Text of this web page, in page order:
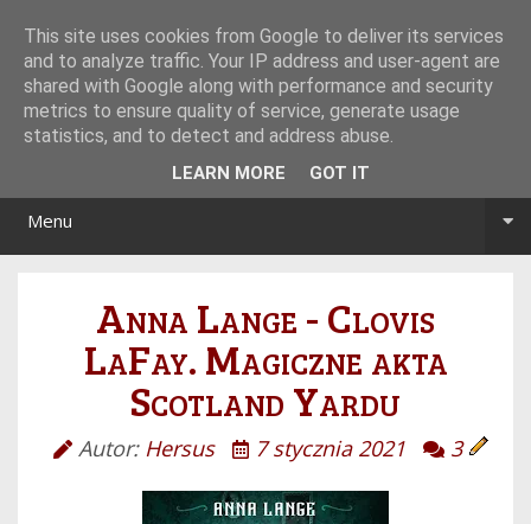
Menu
Anna Lange - Clovis
LaFay. Magiczne akta
Scotland Yardu
Autor: Hersus 7 stycznia 2021 3
This site uses cookies from Google to deliver its services
and to analyze traffic. Your IP address and user-agent are
shared with Google along with performance and security
metrics to ensure quality of service, generate usage
statistics, and to detect and address abuse.
LEARN MORE GOT IT